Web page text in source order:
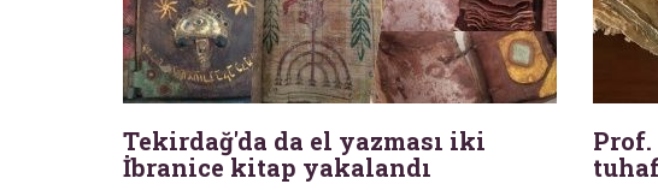
Tekirdağ'da da el yazması iki
İbranice kitap yakalandı
Prof.